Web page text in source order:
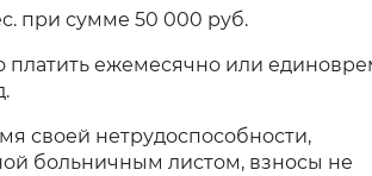
при сумме 50 000 руб.
платить ежемесячно или
своей нетрудоспособности,
больничным листом, взносы не